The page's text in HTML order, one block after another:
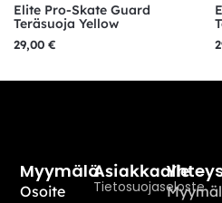
Elite Pro-Skate Guard
Teräsuoja Yellow
29,00 €
Asiakkaalle
Tietosuojaseloste
Myymälä
Osoite